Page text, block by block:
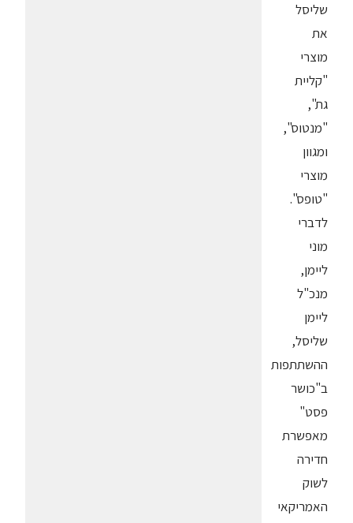
שליסל
את
מוצרי
"קליית
גת",
"מנטוס",
ומגוון
מוצרי
"טופס".
לדברי
מוני
ליימן,
מנכ"ל
ליימן
שליסל,
ההשתתפות
ב"כושר
פסט"
מאפשרת
חדירה
לשוק
האמריקאי